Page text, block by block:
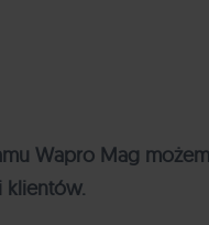
Wapro Mag
klientów.